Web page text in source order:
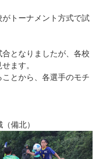
トーナメント方式で試
となりましたが、各校
ます。
とから、各選手のモチ
備北）